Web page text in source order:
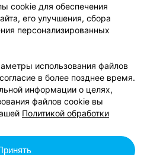
Выходные в Rustaveli
cookie для обеспечения
его улучшения, сбора
персонализированных
использования файлов
в более позднее время.
информации о целях,
файлов cookie вы
Политикой обработки